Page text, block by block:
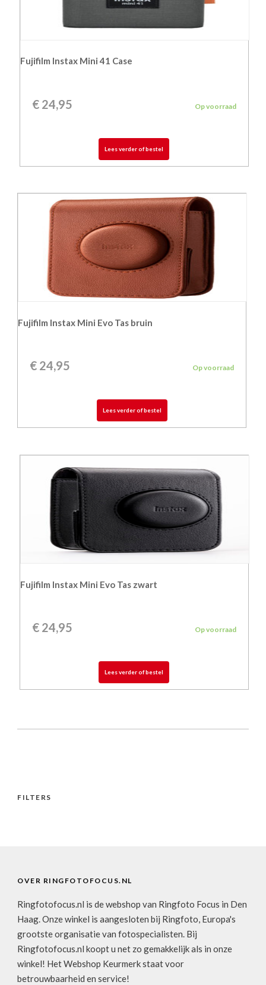
Fujifilm Instax Mini 41 Case
€24,95 Op voorraad
Lees verder of bestel
Fujifilm Instax Mini Evo Tas bruin
€ 24,95 Op voorraad
Lees verder of bestel
Fujifilm Instax Mini Evo Tas zwart
€24,95 Op voorraad
Lees verder of bestel
FILTERS
OVER RINGFOTOFOCUS.NL
Ringfotofocus.nl is de webshop van Ringfoto Focus in Den
Haag. Onze winkel is aangesloten bij Ringfoto, Europa's
grootste organisatie van fotospecialisten. Bij
Ringfotofocus.nl koopt u net zo gemakkelijk als in onze
winkel! Het Webshop Keurmerk staat voor
betrouwbaarheid en service!